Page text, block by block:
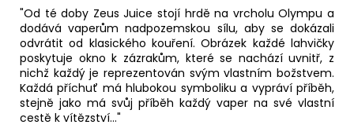
"Od té doby Zeus Juice stojí hrdě na vrcholu Olympu a
dodává vaperům nadpozemskou sílu, aby se dokázali
odvrátit od klasického kouření. Obrázek každé lahvičky
poskytuje okno k zázrakům, které se nachází uvnitř, z
nichž každý je reprezentován svým vlastním božstvem.
Každá příchuť má hlubokou symboliku a vypráví příběh,
stejně jako má svůj příběh každý vaper na své vlastní
cestě k vítězství..."